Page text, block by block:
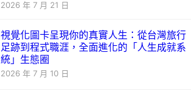
2026 年 7 月 21 日
視覺化圖卡呈現你的真實人生：從台灣旅行
足跡到程式職涯，全面進化的「人生成就系
統」生態圈
2026 年 7 月 10 日